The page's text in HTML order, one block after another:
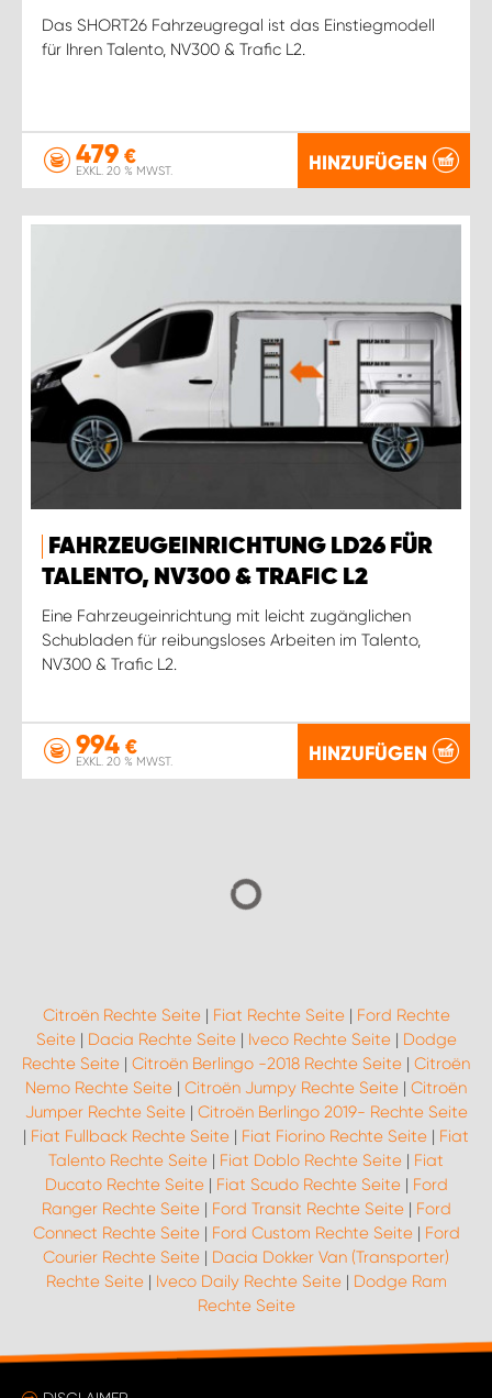
Das SHORT26 Fahrzeugregal ist das Einstiegmodell
für Ihren Talento, NV300 & Trafic L2.
479 €
EXKL. 20 % MWST. HINZUFÜGEN
FAHRZEUGEINRICHTUNG LD26 FÜR
TALENTO, NV300 & TRAFIC L2
Eine Fahrzeugeinrichtung mit leicht zugänglichen
Schubladen für reibungsloses Arbeiten im Talento,
NV300 & Trafic L2.
994 €
EXKL. 20 % MWST. HINZUFÜGEN
Citroën Rechte Seite| Fiat Rechte Seite| Ford Rechte
Seite| Dacia Rechte Seite| Iveco Rechte Seite| Dodge
Rechte Seite | Citroën Berlingo -2018 Rechte Seite | Citroën
Nemo Rechte Seite | Citroën Jumpy Rechte Seite | Citroën
Jumper Rechte Seite| Citroën Berlingo 2019- Rechte Seite
| Fiat Fullback Rechte Seite | Fiat Fiorino Rechte Seite | Fiat
Talento Rechte Seite | Fiat Doblo Rechte Seite | Fiat
Ducato Rechte Seite| Fiat Scudo Rechte Seite| Ford
Ranger Rechte Seite| Ford Transit Rechte Seite| Ford
Connect Rechte Seite| Ford Custom Rechte Seite| Ford
Courier Rechte Seite | Dacia Dokker Van (Transporter)
Rechte Seite| Iveco Daily Rechte Seite| Dodge Ram
Rechte Seite